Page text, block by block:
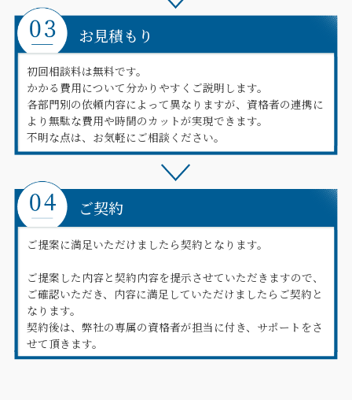
お見積もり
初回相談料は無料です。
かかる費用について分かりやすくご説明します。
各部門別の依頼内容によって異なりますが、資格者の連携に
より無駄な費用や時間のカットが実現できます。
不明な点は、お気軽にご相談ください。
ご契約
ご提案に満足いただけましたら契約となります。
ご提案した内容と契約内容を提示させていただきますので、
ご確認いただき、内容に満足していただけましたらご契約と
なります。
契約後は、弊社の専属の資格者が担当に付き、サポートをさ
せて頂きます。